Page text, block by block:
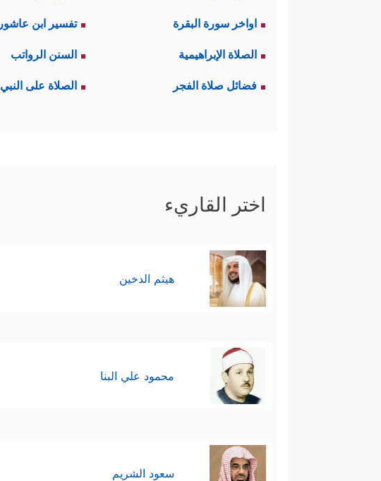
اواخر سورة البقرة تفسير ابن عاشور
الصلاة الإبراهيمية السنن الرواتب
فضائل صلاة الفجر الصلاة على النبي
اختر القاريء
هيثم الدخين
محمود علي البنا
سعود الشريم